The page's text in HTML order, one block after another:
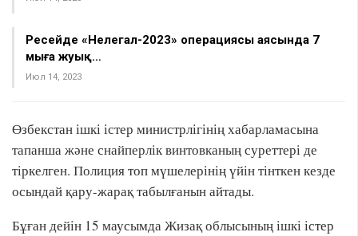
Ресейде «Нелегал-2023» операциясы аясында 7
мыңға жуық…
Июл 14, 2023
Өзбекстан ішкі істер министрлігінің хабарламасына
тапанша және снайперлік винтовканың суреттері де
тіркелген. Полиция топ мүшелерінің үйін тінткен кезде
осындай қару-жарақ табылғанын айтады.
Бұған дейін 15 маусымда Жизақ облысының ішкі істер